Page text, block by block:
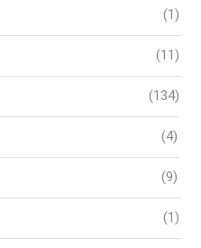
(1)
(11)
(134)
(4)
(9)
(1)